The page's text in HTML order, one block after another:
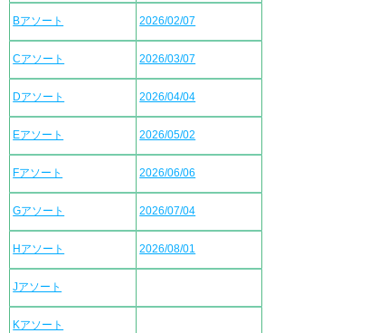
Bアソート 2026/02/07
Cアソート 2026/03/07
Dアソート 2026/04/04
Eアソート 2026/05/02
Fアソート 2026/06/06
Gアソート 2026/07/04
Hアソート 2026/08/01
Jアソート
Kアソート